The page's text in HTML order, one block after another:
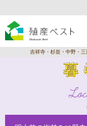
吉祥寺・杉並・中野・